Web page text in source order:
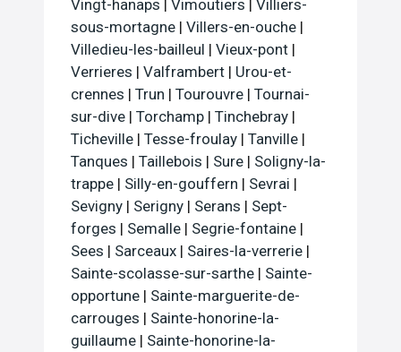
Vingt-hanaps | Vimoutiers | Villiers-
sous-mortagne | Villers-en-ouche |
Villedieu-les-bailleul | Vieux-pont |
Verrieres | Valframbert | Urou-et-
crennes | Trun | Tourouvre | Tournai-
sur-dive | Torchamp | Tinchebray |
Ticheville | Tesse-froulay | Tanville |
Tanques | Taillebois | Sure | Soligny-la-
trappe | Silly-en-gouffern | Sevrai |
Sevigny | Serigny | Serans | Sept-
forges | Semalle | Segrie-fontaine |
Sees | Sarceaux | Saires-la-verrerie |
Sainte-scolasse-sur-sarthe | Sainte-
opportune | Sainte-marguerite-de-
carrouges | Sainte-honorine-la-
guillaume | Sainte-honorine-la-